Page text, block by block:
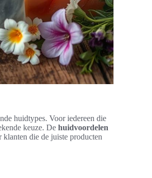
huidtypes. Voor iedereen die
keuze. De huidvoordelen
die de juiste producten